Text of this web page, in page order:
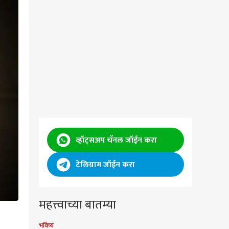
व्हॉट्सअप चॅनल जॉईन करा
टेलिग्राम जॉईन करा
महत्त्वाच्या बातम्या
भविष्य